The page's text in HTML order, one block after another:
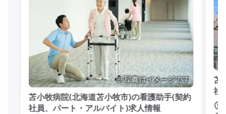
苫小牧病院(北海道苫小牧市)の看護助手(契約
社員、パート・アルバイト)求人情報
苫
社